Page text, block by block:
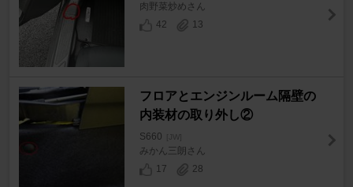
肉野菜炒めさん
42
13
フロアとエンジンルーム隔壁の
内装材の取り外し②
S660 [JW]
みかん三朗さん
17
28